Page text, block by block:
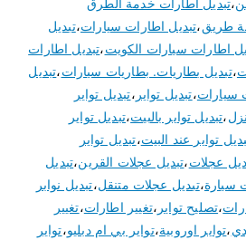
،تبديل اطارات خدمة الطرق
طريق،تبديل اطارات سيارات،تبديل
اطارات سيارات الكويت،تبديل اطارات
،تبديل بطاريات. بطاريات سيارات،تبديل
سيارات،تبديل تواير ،تبديل تواير
،تبديل تواير بالبيت،تبديل تواير
تواير عند البيت،تبديل تواير
عجلات،تبديل عجلات القرين،تبديل
سيارة،تبديل عجلات متنقل،تبديل نوابر
،تصليح تواير ،تغيير اطارات،تغيير
،تواير اوروبية،تواير بي ام دبليو،تواير